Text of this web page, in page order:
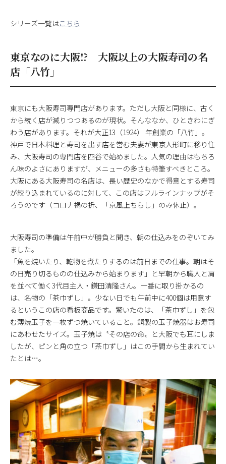
シリーズ一覧はこちら
東京なのに大阪!? 大阪以上の大阪寿司の名
店「八竹」
東京にも大阪寿司専門店があります。ただし大阪と同様に、古く
から続く店が減りつつあるのが現状。そんななか、ひときわにぎ
わう店があります。それが大正13（1924） 年創業の「八竹」。
神戸で日本料理と寿司を出す店を営む夫妻が東京人形町に移り住
み、大阪寿司の専門店を四谷で始めました。人気の理由はもちろ
ん味のよさにありますが、メニューの多さも特筆すべきところ。
大阪にある大阪寿司の名店は、長い歴史のなかで得意とする寿司
が絞り込まれているのに対して、この店はフルラインナップがそ
ろうのです（コロナ禍の折、「京風上ちらし」のみ休止）。
大阪寿司の準備は午前中が勝負と聞き、朝の仕込みをのぞいてみ
ました。
「魚を焼いたり、乾物を煮たりするのは前日までの仕事。朝はそ
の日売り切るものの仕込みから始まります」と早朝から職人と肩
を並べて働く3代目主人・鎌田清隆さん。一番に取り掛かるの
は、名物の「茶巾ずし」。少ない日でも午前中に400個は用意す
るというこの店の看板商品です。驚いたのは、「茶巾ずし」を包
む薄焼玉子を一枚ずつ焼いていること。銅製の玉子焼器はお寿司
にあわせたサイズ。玉子焼は〝その店の命〟と大阪でも耳にしま
したが、ピンと角の立つ「茶巾ずし」はこの手間から生まれてい
たとは…。